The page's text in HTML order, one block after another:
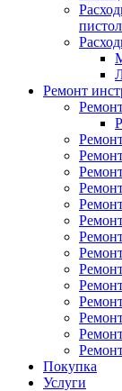
Ремонт
Покупка
Услуги